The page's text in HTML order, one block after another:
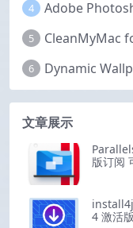
4
5
6
文章展示
版订阅
4 激活版